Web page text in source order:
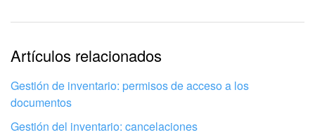
La información está desactualizada
La explicación es demasiado corta. Necesito más
información
No me gusta cómo funciona esta herramienta
Artículos relacionados
Gestión de inventario: permisos de acceso a los
documentos
Gestión del inventario: cancelaciones